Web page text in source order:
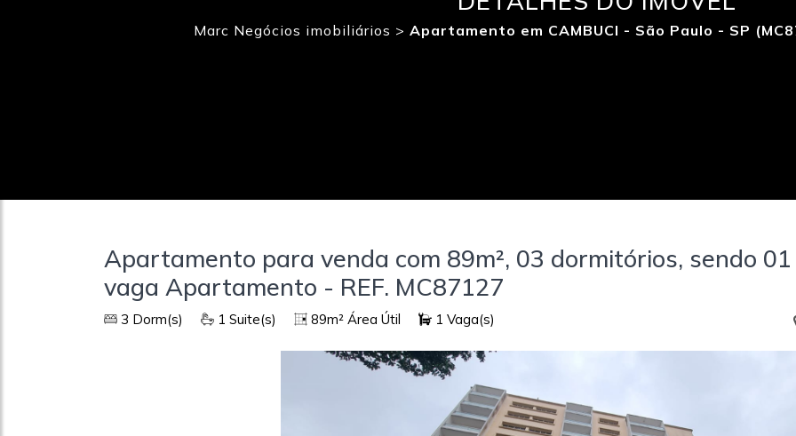
Marc Negócios imobiliários > Apartamento em CAMBUCI - São Paulo - SP
Apartamento para venda com 89m², 03 dormitórios, sendo
vaga Apartamento - REF. MC87127
3 Dorm(s) 1 Suite(s) 89m² Área Útil 1 Vaga(s)